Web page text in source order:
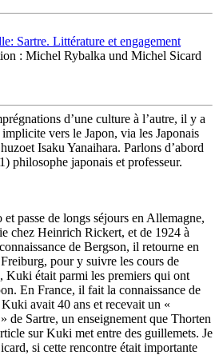
Sartre. Littérature et engagement
: Michel Rybalka und Michel Sicard
d’une culture à l’autre, il y a
vers le Japon, via les Japonais
Isaku Yanaihara. Parlons d’abord
philosophe japonais et professeur.
passe de longs séjours en Allemagne,
chez Heinrich Rickert, et de 1924 à
de Bergson, il retourne en
pour y suivre les cours de
Kuki était parmi les premiers qui ont
En France, il fait la connaissance de
avait 40 ans et recevait un «
de Sartre, un enseignement que Thorten
sur Kuki met entre des guillemets. Je
si cette rencontre était importante